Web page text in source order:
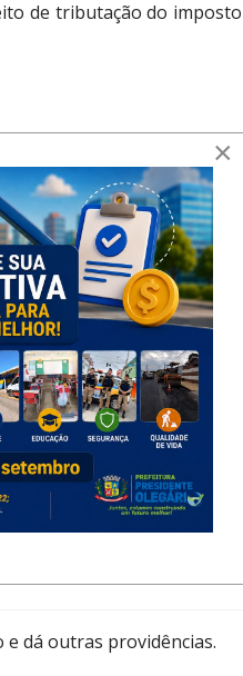
de tributação do imposto
dá outras providências.
de Notas Fiscais de
nos termos do Decreto
dá outras providências.
×